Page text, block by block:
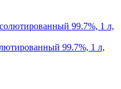
99.7%, 1 л,